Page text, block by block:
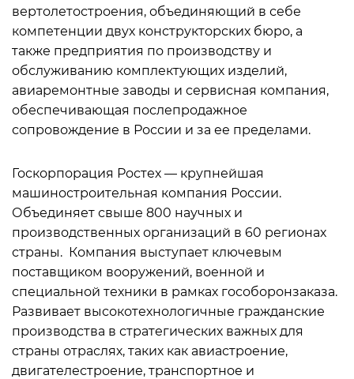
вертолетостроения, объединяющий в себе
компетенции двух конструкторских бюро, а
также предприятия по производству и
обслуживанию комплектующих изделий,
авиаремонтные заводы и сервисная компания,
обеспечивающая послепродажное
сопровождение в России и за ее пределами.
Госкорпорация Ростех — крупнейшая
машиностроительная компания России.
Объединяет свыше 800 научных и
производственных организаций в 60 регионах
страны. Компания выступает ключевым
поставщиком вооружений, военной и
специальной техники в рамках гособоронзаказа.
Развивает высокотехнологичные гражданские
производства в стратегических важных для
страны отраслях, таких как авиастроение,
двигателестроение, транспортное и